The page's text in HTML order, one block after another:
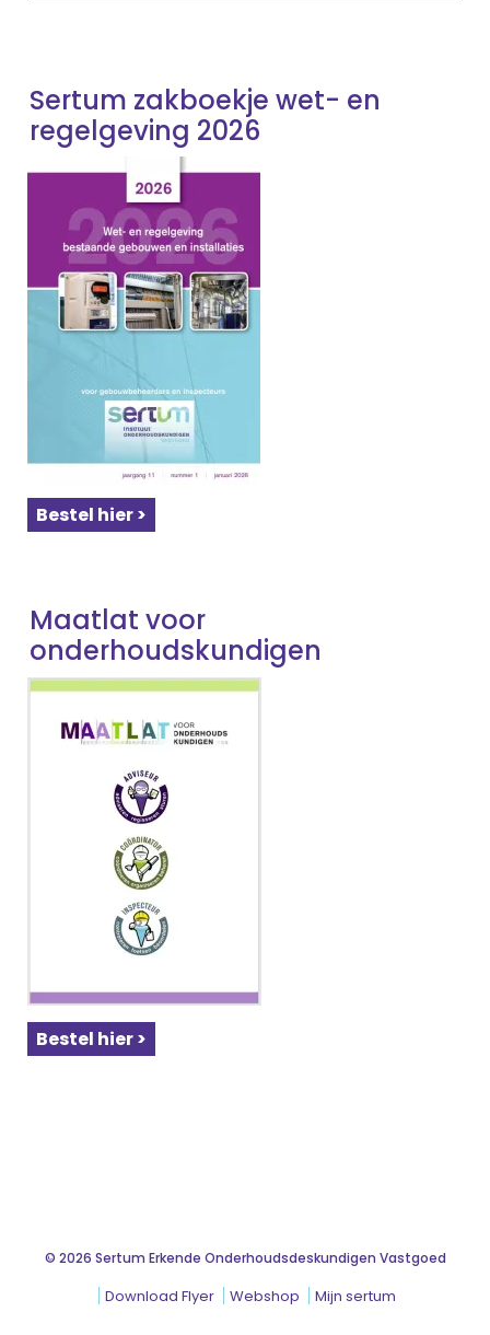
Sertum zakboekje wet- en
regelgeving 2026
Bestel hier >
Maatlat voor
onderhoudskundigen
Bestel hier >
© 2026 Sertum Erkende Onderhoudsdeskundigen Vastgoed
Download Flyer Webshop Mijn sertum